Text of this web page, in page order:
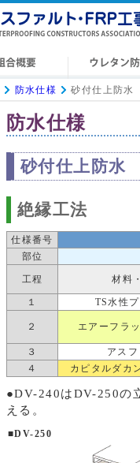
防水仕様 砂付仕上防水
防水仕様
砂付仕上防水
絶縁工法
仕様番号
部位
工程 材料
１ TS水性
２ エアーフラ
３
アス
４
カピタルダカ
●DV-240はDV-250の
える。
■DV-250